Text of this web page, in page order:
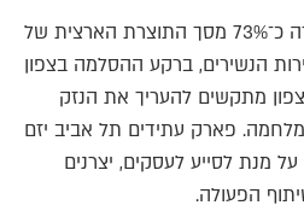
יישובי הצפון מספקים בשגרה כ־73% מסך התוצרת הארצית של
מגידולי הפירות הנשירים, ברקע ההסלמה בצפון
מתקשים להעריך את הנזק
פארק עתידים תל אביב יזם
מנת לסייע לעסקים, יצרנים
הפעולה.